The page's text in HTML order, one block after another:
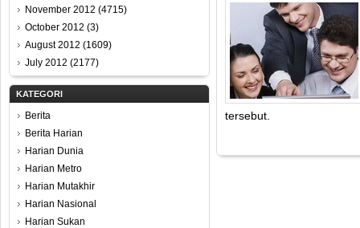
November 2012 (4715)
October 2012 (3)
August 2012 (1609)
July 2012 (2177)
KATEGORI
Berita
Berita Harian
Harian Dunia
Harian Metro
Harian Mutakhir
Harian Nasional
Harian Sukan
tersebut.